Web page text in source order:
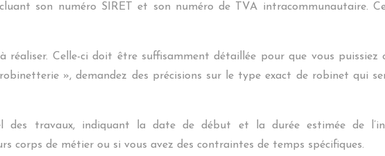
son numéro SIRET et son numéro de TVA intracommunautaire.
Celle-ci doit être suffisamment détaillée pour que vous puissiez
», demandez des précisions sur le type exact de robinet qui
des travaux, indiquant la date de début et la durée estimée de
corps de métier ou si vous avez des contraintes de temps spécifiques.